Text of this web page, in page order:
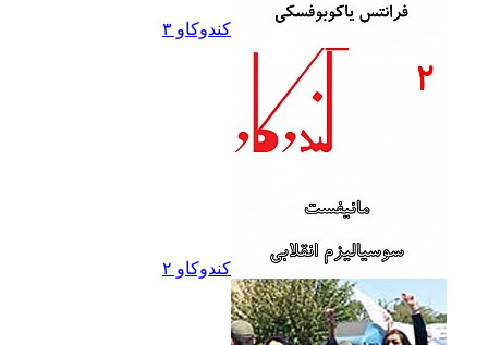
کندوکاو ۳
کندوکاو ۲